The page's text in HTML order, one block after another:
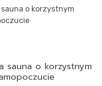
sauna o korzystnym